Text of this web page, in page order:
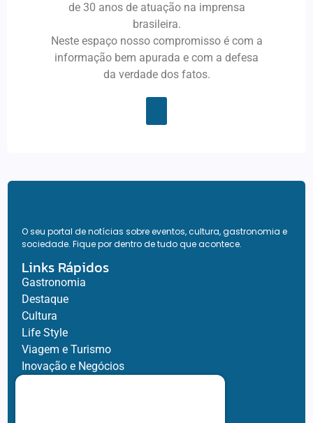
de 30 anos de atuação na imprensa
brasileira.
Neste espaço nosso compromisso é com a
informação bem apurada e com a defesa
da verdade dos fatos.
O seu portal de notícias sobre eventos, cultura, gastronomia e
sociedade. Fique por dentro de tudo que acontece.
Links Rápidos
Gastronomia
Destaque
Cultura
Life Style
Viagem e Turismo
Inovação e Negócios